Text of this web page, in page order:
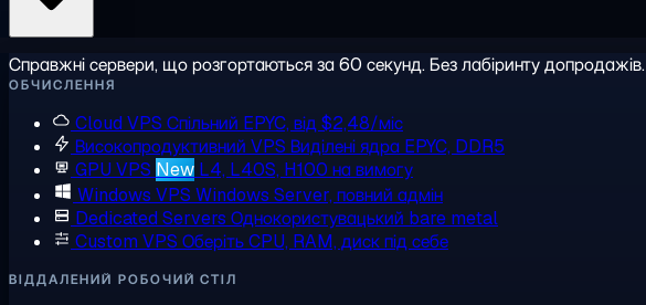
Справжні сервери, що розгортаються за 60 секунд. Без лабіринту допродажів.
ОБЧИСЛЕННЯ
Cloud VPS Спільний EPYC, від $2,48/міс
Високопродуктивний VPS Виділені ядра EPYC, DDR5
GPU VPS New L4, L40S, H100 на вимогу
Windows VPS Windows Server, повний адмін
Dedicated Servers Однокористувацький bare metal
Custom VPS Оберіть CPU, RAM, диск під себе
ВІДДАЛЕНИЙ РОБОЧИЙ СТІЛ